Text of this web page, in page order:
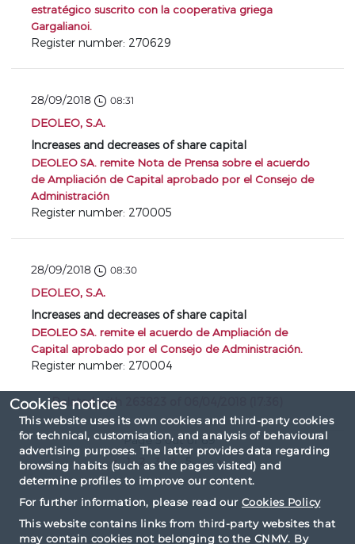
Cookies notice
This website uses its own cookies and third-party cookies
for technical, customisation, and analysis of behavioural
advertising purposes. The latter provides data regarding
browsing habits (such as the pages visited) and
determine profiles to improve our content.
For further information, please read our Cookies Policy
This website contains links from third-party websites that
may contain cookies not belonging to the CNMV. By
estratégico suscrito con la cooperativa griega
Gargalianoi.
Register number: 270629
28/09/2018 08:31
DEOLEO, S.A.
Increases and decreases of share capital
DEOLEO SA. remite Nota de Prensa sobre el acuerdo
de Ampliación de Capital aprobado por el Consejo de
Administración
Register number: 270005
28/09/2018 08:30
DEOLEO, S.A.
Increases and decreases of share capital
DEOLEO SA. remite el acuerdo de Ampliación de
Capital aprobado por el Consejo de Administración.
Register number: 270004
Related with 263823 of 06/04/2018 (17:36)
Page 5 out of 69
« 1 2 3 4 5 ... »